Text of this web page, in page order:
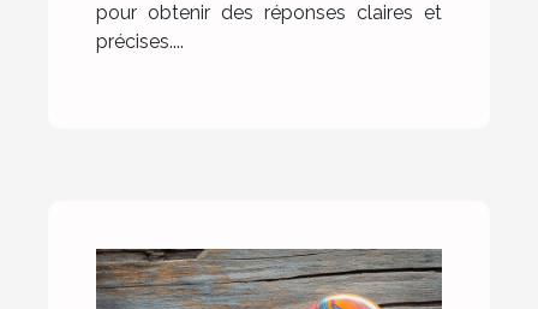
pour obtenir des réponses claires et
précises....